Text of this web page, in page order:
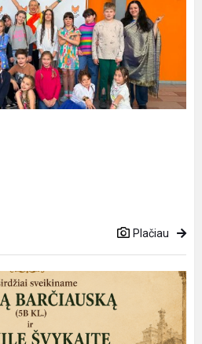
Plačiau